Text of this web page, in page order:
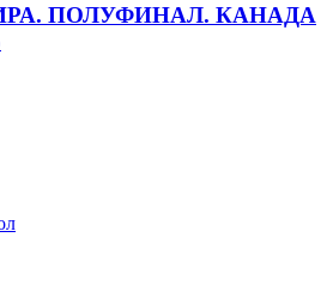
ПОЛУФИНАЛ. КАНАДА